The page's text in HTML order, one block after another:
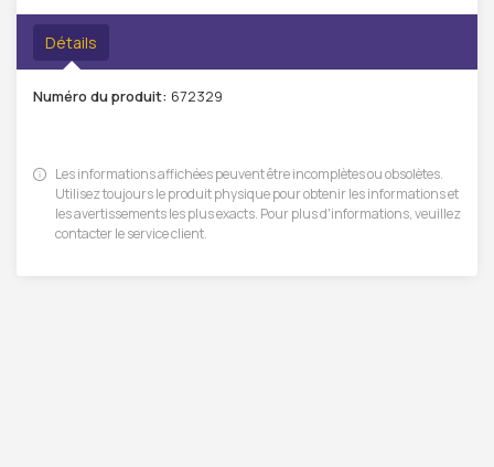
Détails
Numéro du produit: 672329
Les informations affichées peuvent être incomplètes ou obsolètes.
Utilisez toujours le produit physique pour obtenir les informations et
les avertissements les plus exacts. Pour plus d'informations, veuillez
contacter le service client.